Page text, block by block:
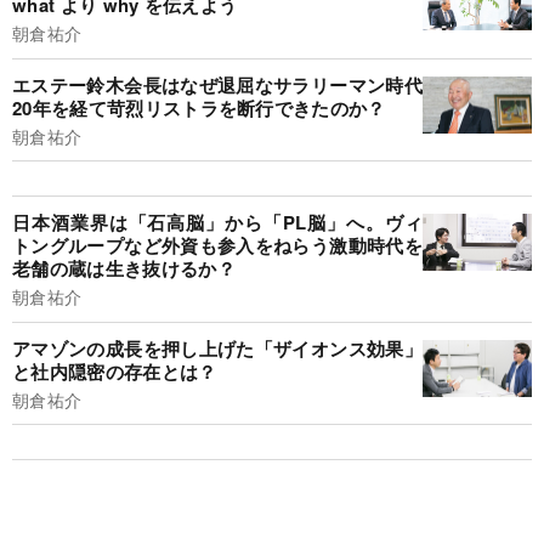
朝倉祐介
エステー鈴木会長はなぜ退屈なサラリーマン時代
20年を経て苛烈リストラを断行できたのか？
朝倉祐介
日本酒業界は「石高脳」から「PL脳」へ。ヴィ
トングループなど外資も参入をねらう激動時代を
老舗の蔵は生き抜けるか？
朝倉祐介
アマゾンの成長を押し上げた「ザイオンス効果」
と社内隠密の存在とは？
朝倉祐介